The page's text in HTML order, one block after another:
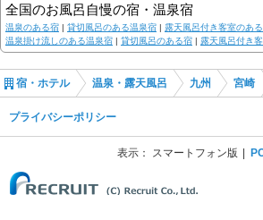
全国のお風呂自慢の宿・温泉宿
温泉のある宿 | 貸切風呂のある温泉宿 | 露天風呂付き客室のあ
温泉掛け流しのある温泉宿 | 貸切風呂のある宿 | 露天風呂付き
宿・ホテル 温泉・露天風呂 九州 宮崎
プライバシーポリシー
表示： スマートフォン版